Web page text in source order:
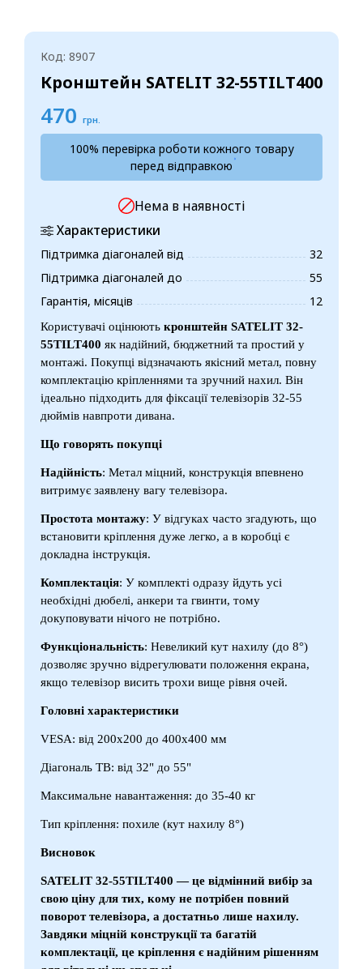
Код: 8907
Кронштейн SATELIT 32-55TILT400
470 грн.
100% перевірка роботи кожного товару
перед відправкою
Нема в наявності
Характеристики
Підтримка діагоналей від
32
Підтримка діагоналей до
55
Гарантія, місяців
12
Користувачі оцінюють кронштейн SATELIT 32-
55TILT400 як надійний, бюджетний та простий у
монтажі. Покупці відзначають якісний метал, повну
комплектацію кріпленнями та зручний нахил. Він
ідеально підходить для фіксації телевізорів 32-55
дюймів навпроти дивана.
Що говорять покупці
Надійність: Метал міцний, конструкція впевнено
витримує заявлену вагу телевізора.
Простота монтажу: У відгуках часто згадують, що
встановити кріплення дуже легко, а в коробці є
докладна інструкція.
Комплектація: У комплекті одразу йдуть усі
необхідні дюбелі, анкери та гвинти, тому
докуповувати нічого не потрібно.
Функціональність: Невеликий кут нахилу (до 8°)
дозволяє зручно відрегулювати положення екрана,
якщо телевізор висить трохи вище рівня очей.
Головні характеристики
VESA: від 200x200 до 400x400 мм
Діагональ ТВ: від 32" до 55"
Максимальне навантаження: до 35-40 кг
Тип кріплення: похиле (кут нахилу 8°)
Висновок
SATELIT 32-55TILT400 — це відмінний вибір за
свою ціну для тих, кому не потрібен повний
поворот телевізора, а достатньо лише нахилу.
Завдяки міцній конструкції та багатій
комплектації, це кріплення є надійним рішенням